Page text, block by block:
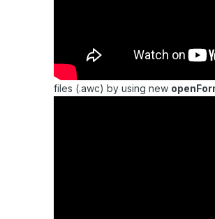
files (.awc) by using new